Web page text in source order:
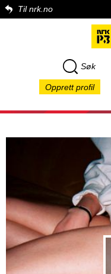
Til nrk.no
Søk
Opprett profil